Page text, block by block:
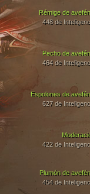
Pecho de
464 de
Espolones de
627 de
Rémige de
448 de
Plumón de
454 de
422 de